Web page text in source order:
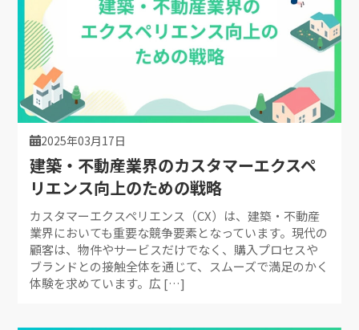
2025年03月17日
建築・不動産業界のカスタマーエクスペ
リエンス向上のための戦略
カスタマーエクスペリエンス（CX）は、建築・不動産
業界においても重要な競争要素となっています。現代の
顧客は、物件やサービスだけでなく、購入プロセスや
ブランドとの接触全体を通じて、スムーズで満足のかく
体験を求めています。広 […]